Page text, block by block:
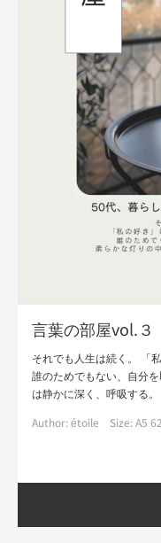
言葉の部屋vol.３
それでも人生は続く。 「
誰のためでもない、自分
は静かに深く、呼吸する。
Author: étoile
Size: A5